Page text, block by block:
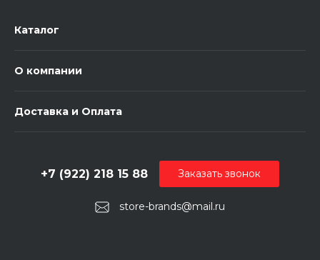
Каталог
О компании
Доставка и Оплата
store-brands@mail.ru
+7 (922) 218 15 88 Заказать звонок